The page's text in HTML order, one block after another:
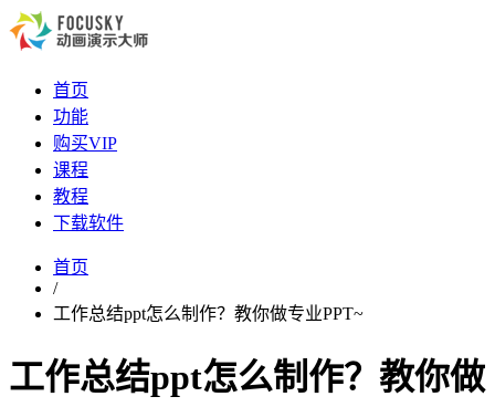
首页
功能
购买VIP
课程
教程
下载软件
首页
/
工作总结ppt怎么制作？教你做专业PPT~
工作总结ppt怎么制作？教你做